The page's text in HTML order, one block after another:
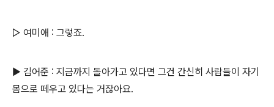
▷ 여미애 : 그렇죠.
▶ 김어준 : 지금까지 돌아가고 있다면 그건 간신히 사람들이 자기
몸으로 떼우고 있다는 거잖아요.